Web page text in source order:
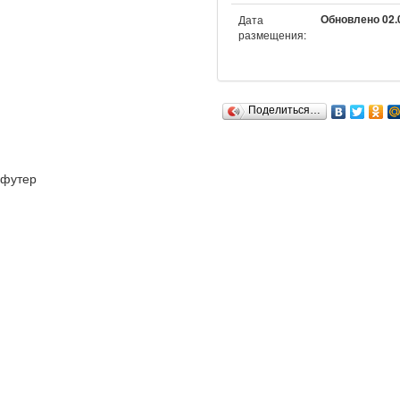
Дата
размещения:
Обновлено
Поделиться…
футер